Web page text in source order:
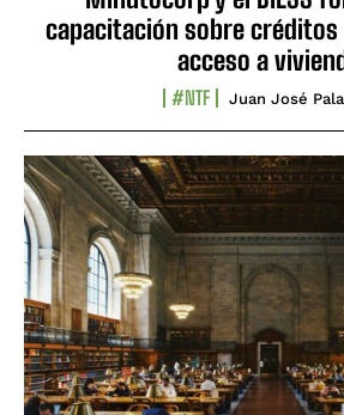
capacitación sobre
acceso a
#NTF Juan José